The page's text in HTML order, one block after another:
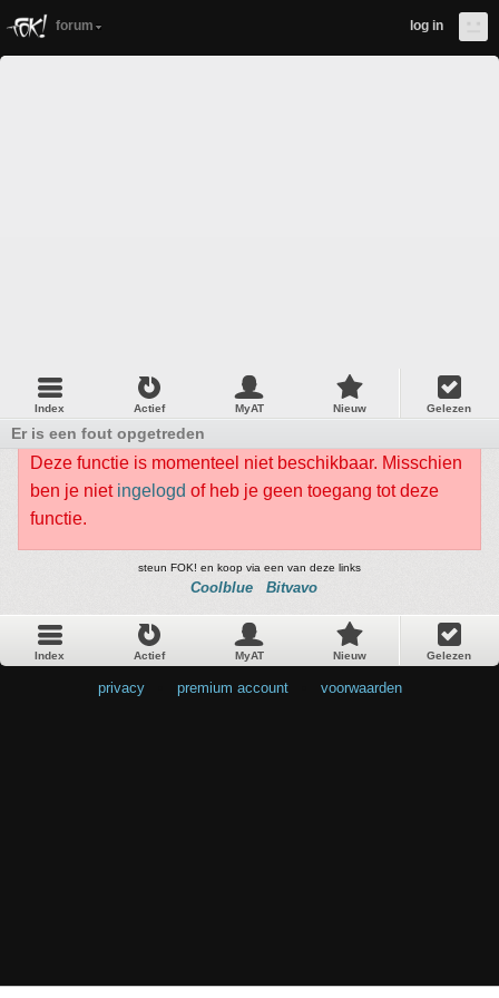
forum log in
Index Actief MyAT Nieuw Gelezen
Er is een fout opgetreden
Deze functie is momenteel niet beschikbaar. Misschien
ben je niet ingelogd of heb je geen toegang tot deze
functie.
steun FOK! en koop via een van deze links
Coolblue Bitvavo
Index Actief MyAT Nieuw Gelezen
privacy premium account voorwaarden